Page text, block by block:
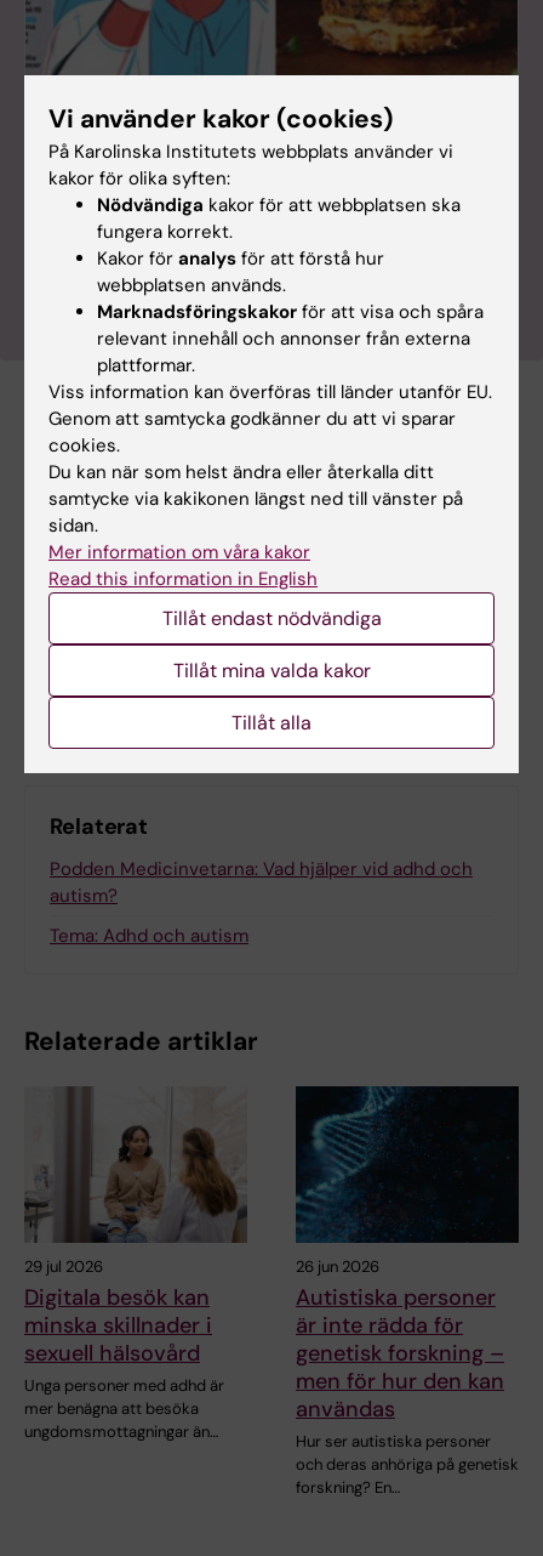
Läs fler spännande artiklar om medicinsk
forskning
I Karolinska Institutets populärvetenskapliga tidning
Medicinsk Vetenskap kan du läsa fler artiklar om
det senaste inom medicinsk forskning. Bli
prenumerant!
Tags
Autism Neuropsykologi
Uppdaterad av:
Catarina Thepper 2026-03-13
Innehållsgranskare:
Dela
Relaterat
Podden Medicinvetarna: Vad hjälper vid adhd och
autism?
Tema: Adhd och autism
Relaterade artiklar
29 jul 2026
Digitala besök kan
minska skillnader i
sexuell hälsovård
Unga personer med adhd är
mer benägna att besöka
ungdomsmottagningar än…
26 jun 2026
Autistiska personer
är inte rädda för
genetisk forskning –
men för hur den kan
användas
Hur ser autistiska personer
och deras anhöriga på genetisk
forskning? En…
Vi använder kakor (cookies)
På Karolinska Institutets webbplats använder vi
kakor för olika syften:
Nödvändiga kakor för att webbplatsen ska
fungera korrekt.
Kakor för analys för att förstå hur
webbplatsen används.
Marknadsföringskakor för att visa och spåra
relevant innehåll och annonser från externa
plattformar.
Viss information kan överföras till länder utanför EU.
Genom att samtycka godkänner du att vi sparar
cookies.
Du kan när som helst ändra eller återkalla ditt
samtycke via kakikonen längst ned till vänster på
sidan.
Mer information om våra kakor
Read this information in English
Tillåt endast nödvändiga
Tillåt mina valda kakor
Tillåt alla